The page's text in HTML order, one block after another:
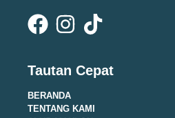
Tautan Cepat
BERANDA
TENTANG KAMI